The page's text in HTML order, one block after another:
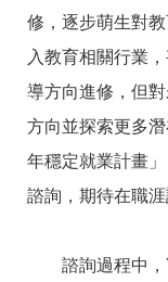
權
及
安
政
策
網
站
資
開
放
宣
告
聯
修，逐步萌生對
入教育相關行業
導方向進修，但
方向並探索更多
年穩定就業計畫
諮詢，期待在職
諮詢過程中，